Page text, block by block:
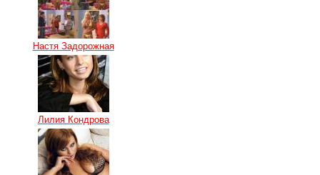
Настя Задорожная
Лилия Кондрова